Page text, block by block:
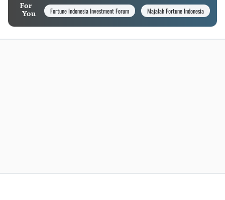
For
You
Fortune Indonesia Investment Forum Majalah Fortune Indonesia